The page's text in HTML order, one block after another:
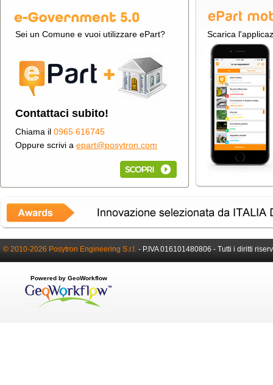
Sei un Comune e vuoi utilizzare ePart?
Contattaci subito!
Chiama il 0965 616745
Oppure scrivi a epart@posytron.com
Scarica
© 2010-2026 Posytron Engineering S.r.l. - P.IVA 016101480806 - Tutti i diritti
Powered by GeoWorkflow